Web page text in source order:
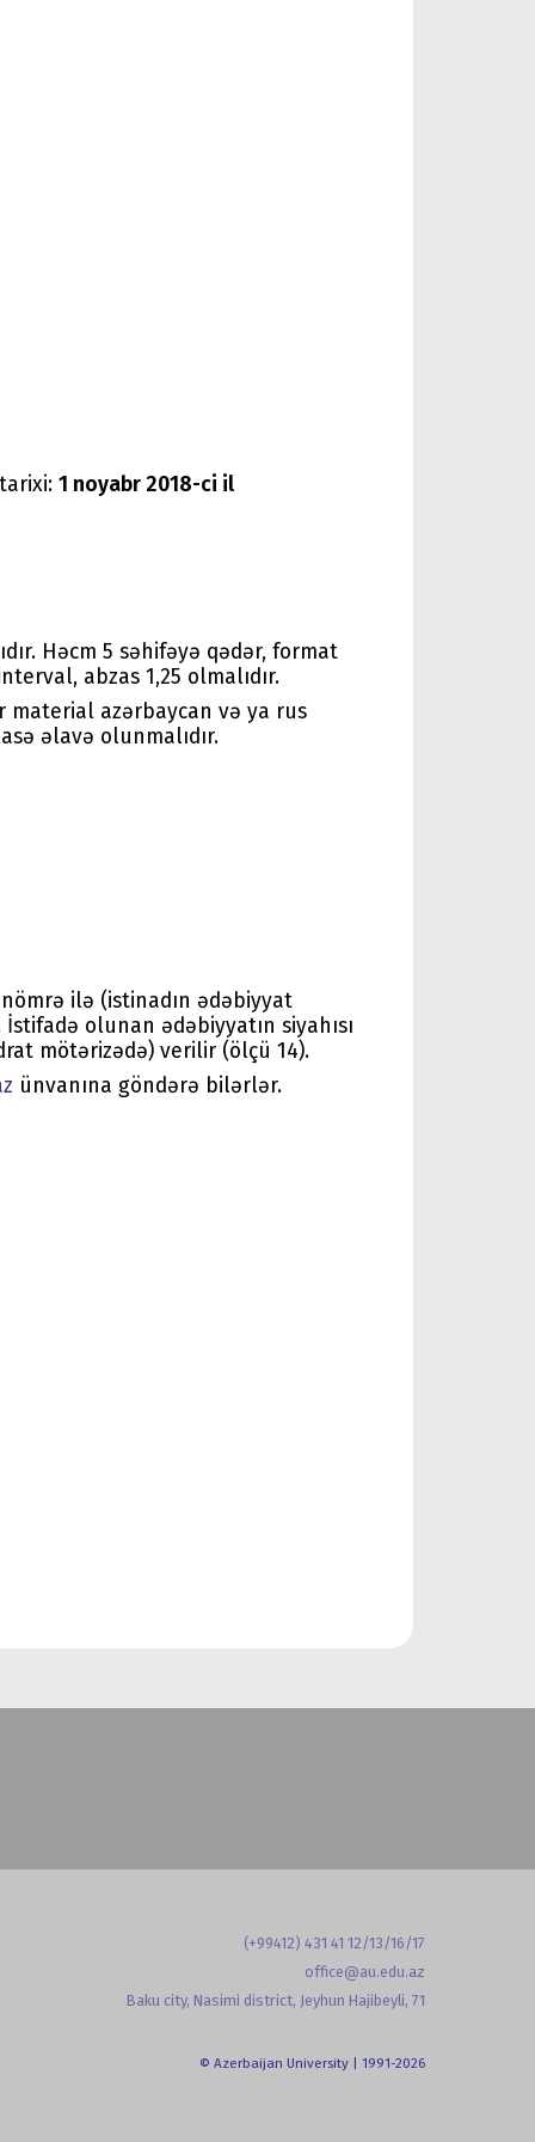
1 noyabr 2018-ci il
Həcm 5 səhifəyə qədər, format
abzas 1,25 olmalıdır.
material azərbaycan və ya rus
əlavə olunmalıdır.
ilə (istinadın ədəbiyyat
olunan ədəbiyyatın siyahısı
mötərizədə) verilir (ölçü 14).
ünvanına göndərə bilərlər.
(+99412) 431 41 12/13/16/17
office@au.edu.az
Baku city, Nasimi district, Jeyhun Hajibeyli, 71
© Azerbaijan University | 1991-2026